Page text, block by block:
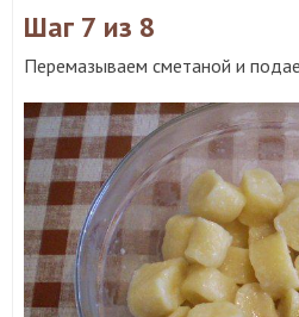
Шаг 7 из 8
Перемазываем сметаной и